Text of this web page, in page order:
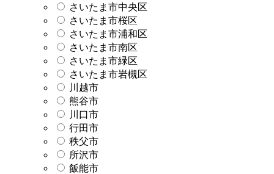
さいたま市中央区
さいたま市桜区
さいたま市浦和区
さいたま市南区
さいたま市緑区
さいたま市岩槻区
川越市
熊谷市
川口市
行田市
秩父市
所沢市
飯能市